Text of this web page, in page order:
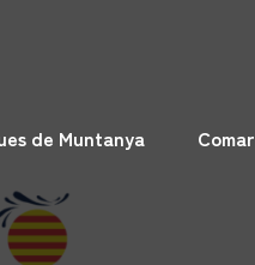
de Muntanya